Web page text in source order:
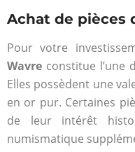
Achat de pièces
Pour votre
Wavre constitue l’une
Elles possèdent une
en or pur. Certaines
de leur intérêt
numismatique